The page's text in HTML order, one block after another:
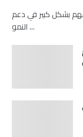
بشكل كبير في دعم
النمو …